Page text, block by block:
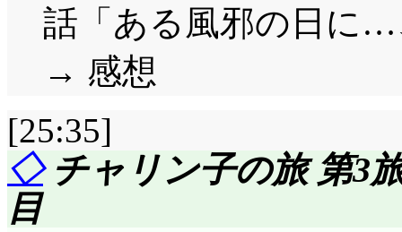
話「ある風邪の日に
→ 感想
[25:35]
◇チャリン子の旅 第3
目